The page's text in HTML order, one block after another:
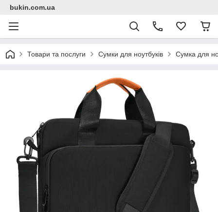
bukin.com.ua
Товари та послуги Сумки для ноутбуків Сумка для